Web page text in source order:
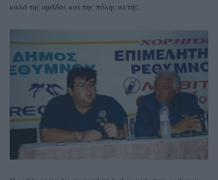
καλό της ομάδας και της πόλης αυτής.